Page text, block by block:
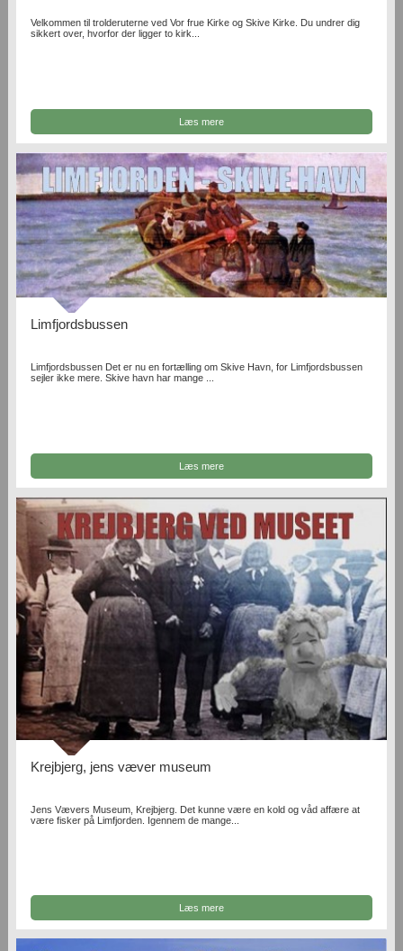
Velkommen til trolderuterne ved Vor frue Kirke og Skive Kirke. Du undrer dig
sikkert over, hvorfor der ligger to kirk...
Læs mere
Limfjordsbussen
Limfjordsbussen Det er nu en fortælling om Skive Havn, for Limfjordsbussen
sejler ikke mere. Skive havn har mange ...
Læs mere
Krejbjerg, jens væver museum
Jens Vævers Museum, Krejbjerg. Det kunne være en kold og våd affære at
være fisker på Limfjorden. Igennem de mange...
Læs mere